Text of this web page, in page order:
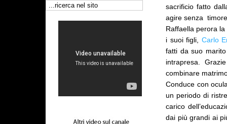
sacrificio fatto
agire senza
Raffaella perora
i suoi figli, Carlo
fatti da suo
intrapresa.
combinare
Conduce con
un periodo di
carico
dai più grandi ai